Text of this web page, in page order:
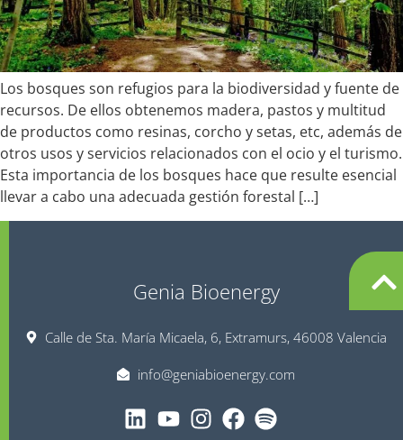
Los bosques son refugios para la biodiversidad y fuente de
recursos. De ellos obtenemos madera, pastos y multitud
de productos como resinas, corcho y setas, etc, además de
otros usos y servicios relacionados con el ocio y el turismo.
Esta importancia de los bosques hace que resulte esencial
llevar a cabo una adecuada gestión forestal […]
Genia Bioenergy
Calle de Sta. María Micaela, 6, Extramurs, 46008 Valencia
info@geniabioenergy.com